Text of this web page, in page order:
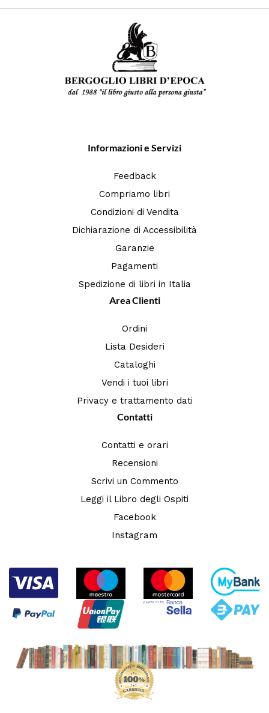
Informazioni e Servizi
Feedback
Compriamo libri
Condizioni di Vendita
Dichiarazione di Accessibilità
Garanzie
Pagamenti
Spedizione di libri in Italia
Area Clienti
Ordini
Lista Desideri
Cataloghi
Vendi i tuoi libri
Privacy e trattamento dati
Contatti
Contatti e orari
Recensioni
Scrivi un Commento
Leggi il Libro degli Ospiti
Facebook
Instagram